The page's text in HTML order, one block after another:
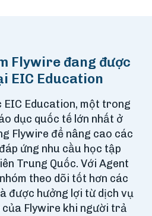
Flywire đang được
EIC Education
EIC Education, một trong
dục quốc tế lớn nhất ở
Flywire để nâng cao các
ứng nhu cầu học tập
Trung Quốc. Với Agent
theo dõi tốt hơn các
được hưởng lợi từ dịch vụ
Flywire khi người trả